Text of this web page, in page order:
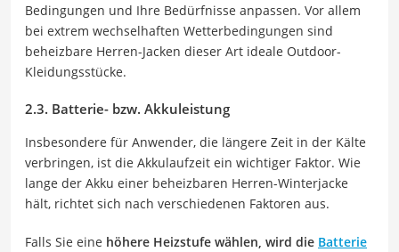
Bedingungen und Ihre Bedürfnisse anpassen. Vor allem
bei extrem wechselhaften Wetterbedingungen sind
beheizbare Herren-Jacken dieser Art ideale Outdoor-
Kleidungsstücke.
2.3. Batterie- bzw. Akkuleistung
Insbesondere für Anwender, die längere Zeit in der Kälte
verbringen, ist die Akkulaufzeit ein wichtiger Faktor. Wie
lange der Akku einer beheizbaren Herren-Winterjacke
hält, richtet sich nach verschiedenen Faktoren aus.
Falls Sie eine höhere Heizstufe wählen, wird die Batterie